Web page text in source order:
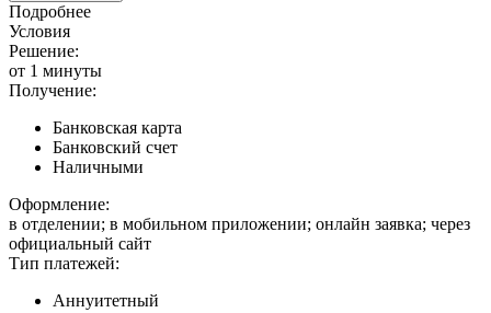
Подробнее
Условия
Решение:
от 1 минуты
Получение:
Банковская карта
Банковский счет
Наличными
Оформление:
в отделении; в мобильном приложении; онлайн заявка; через
официальный сайт
Тип платежей:
Аннуитетный